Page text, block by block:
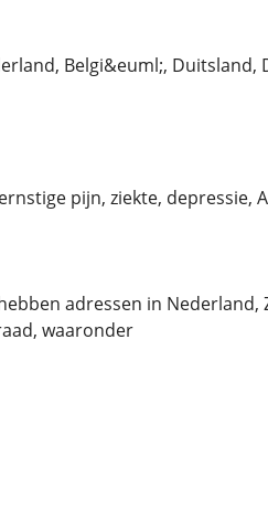
Belgi&euml;, Duitsland,
pijn, ziekte, depressie,
adressen in Nederland,
waaronder